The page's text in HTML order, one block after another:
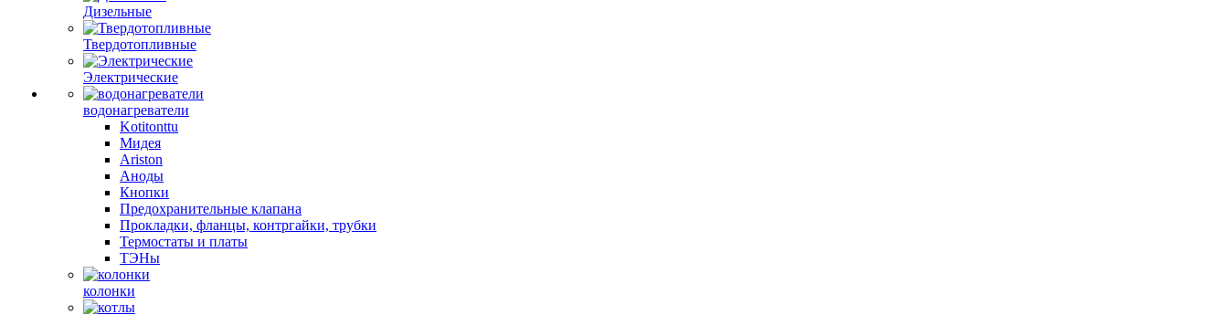
Дизельные
Твердотопливные
Электрические
водонагреватели
Kotitonttu
Мидея
Ariston
Аноды
Кнопки
Предохранительные клапана
Прокладки, фланцы, контргайки, трубки
Термостаты и платы
ТЭНы
колонки